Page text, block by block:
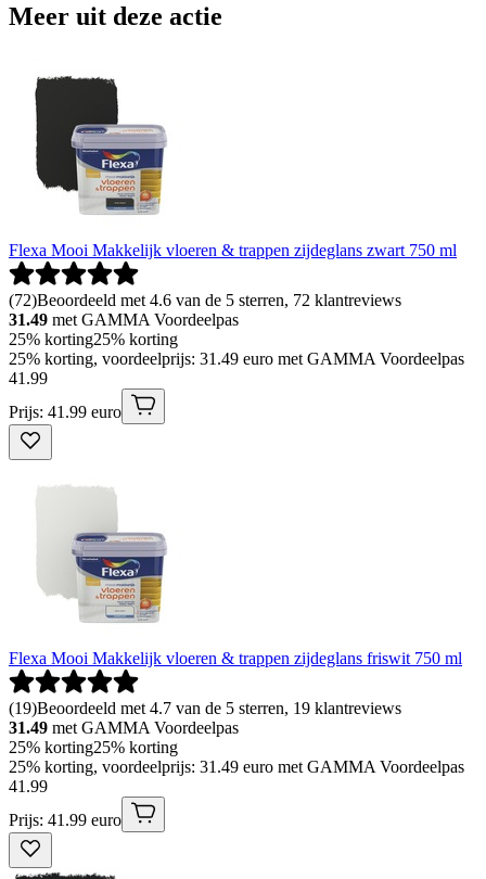
Meer uit deze actie
Flexa Mooi Makkelijk vloeren & trappen zijdeglans zwart 750 ml
(72)Beoordeeld met 4.6 van de 5 sterren, 72 klantreviews
31.49 met GAMMA Voordeelpas
25% korting25% korting
25% korting, voordeelprijs: 31.49 euro met GAMMA Voordeelpas
41.99
Prijs: 41.99 euro
Flexa Mooi Makkelijk vloeren & trappen zijdeglans friswit 750 ml
(19)Beoordeeld met 4.7 van de 5 sterren, 19 klantreviews
31.49 met GAMMA Voordeelpas
25% korting25% korting
25% korting, voordeelprijs: 31.49 euro met GAMMA Voordeelpas
41.99
Prijs: 41.99 euro